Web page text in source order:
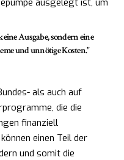
Ausgabe, sondern eine
und unnötige Kosten."
als auch auf
die die
finanziell
einen Teil der
und somit die